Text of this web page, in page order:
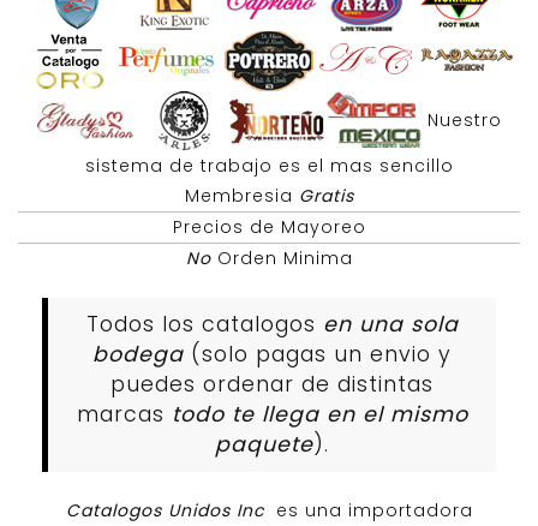
Nuestro
sistema de trabajo es el mas sencillo
Membresia Gratis
Precios de Mayoreo
NoOrden Minima
Todos los catalogos en una sola
bodega (solo pagas un envio y
puedes ordenar de distintas
marcas todo te llega en el mismo
paquete).
Catalogos Unidos Inc es una importadora